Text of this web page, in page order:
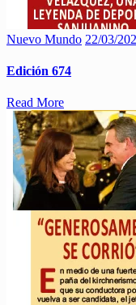
Nuevo Mundo 22/03/
Edición 674
Read More